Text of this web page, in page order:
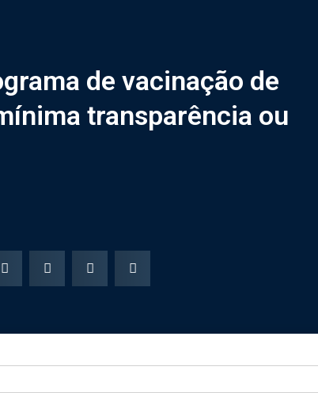
de vacinação de
transparência ou